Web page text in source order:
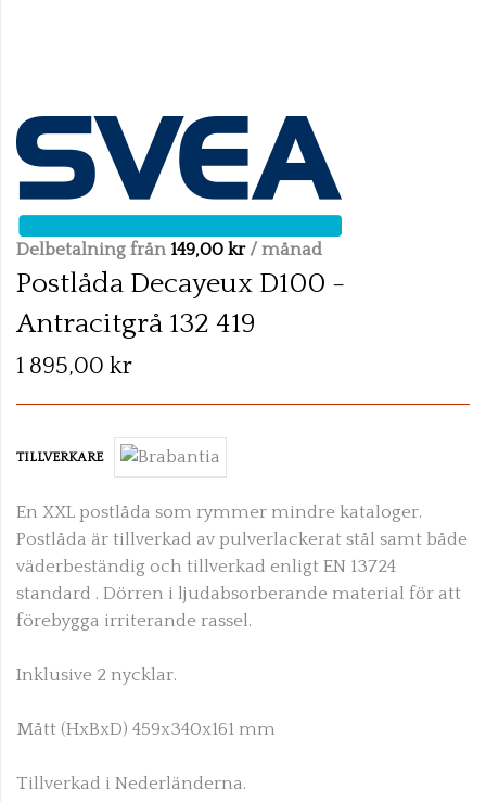
to
the
beginning
of
the
images
gallery
Delbetalning från 149,00 kr/ månad
Postlåda Decayeux D100 -
Antracitgrå 132 419
1 895,00 kr
TILLVERKARE
En XXL postlåda som rymmer mindre kataloger.
Postlåda är tillverkad av pulverlackerat stål samt både
väderbeständig och tillverkad enligt EN 13724
standard . Dörren i ljudabsorberande material för att
förebygga irriterande rassel.
Inklusive 2 nycklar.
Mått (HxBxD) 459x340x161 mm
Tillverkad i Nederländerna.